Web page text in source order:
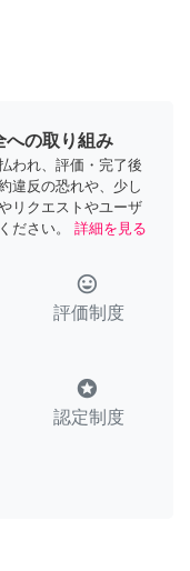
への取り組み
われ、評価・完了後
違反の恐れや、少し
リクエストやユーザ
ださい。
詳細を見る
tag_faces
評価制度
stars
認定制度